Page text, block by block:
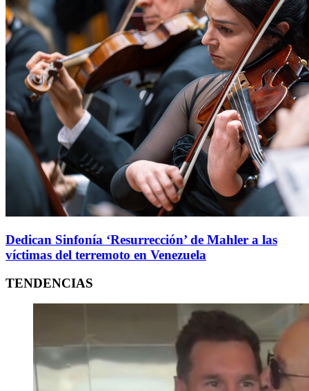
Dedican Sinfonía ‘Resurrección’ de Mahler a las
víctimas del terremoto en Venezuela
TENDENCIAS